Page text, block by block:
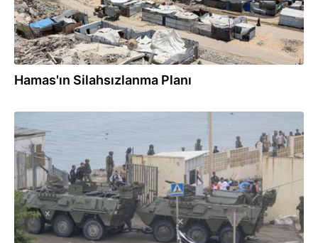
Hamas'ın Silahsızlanma Planı
31.07.2026